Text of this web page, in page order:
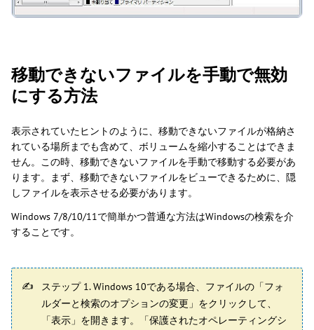
移動できないファイルを手動で無効
にする方法
表示されていたヒントのように、移動できないファイルが格納さ
れている場所までも含めて、ボリュームを縮小することはできま
せん。この時、移動できないファイルを手動で移動する必要があ
ります。まず、移動できないファイルをビューできるために、隠
しファイルを表示させる必要があります。
Windows 7/8/10/11で簡単かつ普通な方法はWindowsの検索を介
することです。
ステップ 1. Windows 10である場合、ファイルの「フォ
ルダーと検索のオプションの変更」をクリックして、
「表示」を開きます。「保護されたオペレーティングシ